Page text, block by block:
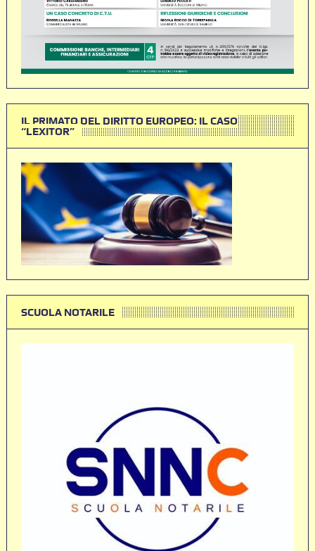
IL PRIMATO DEL DIRITTO EUROPEO: IL CASO
“LEXITOR”
SCUOLA NOTARILE